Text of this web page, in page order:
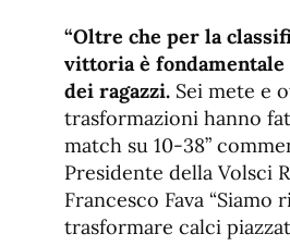
“Oltre che per la
vittoria è
dei ragazzi. Sei mete e
trasformazioni hanno
match su 10-38”
Presidente della Volsci
Francesco Fava “Siamo
trasformare calci